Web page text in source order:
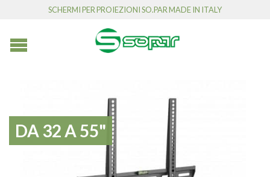
SCHERMI PER PROIEZIONI SO.PAR MADE IN ITALY
DA 32 A 55"